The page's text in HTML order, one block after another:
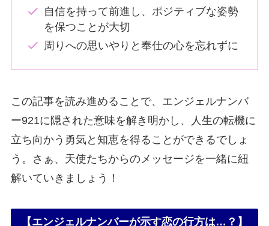
自信を持って前進し、ポジティブな姿勢
を保つことが大切
周りへの思いやりと奉仕の心を忘れずに
この記事を読み進めることで、エンジェルナンバ
ー921に隠された意味を解き明かし、人生の転機に
立ち向かう勇気と知恵を得ることができるでしょ
う。さぁ、天使たちからのメッセージを一緒に紐
解いていきましょう！
【エンジェルナンバーが示す恋の行方は…？】